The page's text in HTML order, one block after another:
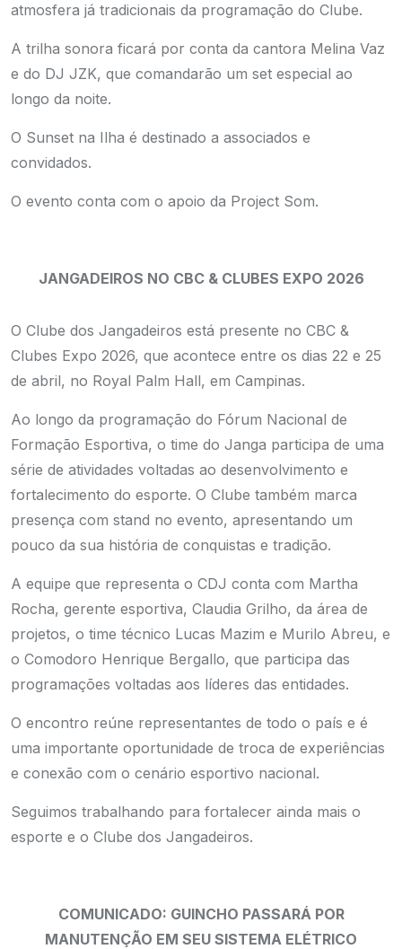
atmosfera já tradicionais da programação do Clube.
A trilha sonora ficará por conta da cantora Melina Vaz
e do DJ JZK, que comandarão um set especial ao
longo da noite.
O Sunset na Ilha é destinado a associados e
convidados.
O evento conta com o apoio da Project Som.
JANGADEIROS NO CBC & CLUBES EXPO 2026
O Clube dos Jangadeiros está presente no CBC &
Clubes Expo 2026, que acontece entre os dias 22 e 25
de abril, no Royal Palm Hall, em Campinas.
Ao longo da programação do Fórum Nacional de
Formação Esportiva, o time do Janga participa de uma
série de atividades voltadas ao desenvolvimento e
fortalecimento do esporte. O Clube também marca
presença com stand no evento, apresentando um
pouco da sua história de conquistas e tradição.
A equipe que representa o CDJ conta com Martha
Rocha, gerente esportiva, Claudia Grilho, da área de
projetos, o time técnico Lucas Mazim e Murilo Abreu, e
o Comodoro Henrique Bergallo, que participa das
programações voltadas aos líderes das entidades.
O encontro reúne representantes de todo o país e é
uma importante oportunidade de troca de experiências
e conexão com o cenário esportivo nacional.
Seguimos trabalhando para fortalecer ainda mais o
esporte e o Clube dos Jangadeiros.
COMUNICADO: GUINCHO PASSARÁ POR
MANUTENÇÃO EM SEU SISTEMA ELÉTRICO